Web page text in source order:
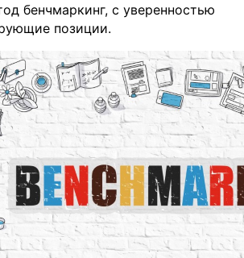
бенчмаркинг, с уверенностью
позиции.